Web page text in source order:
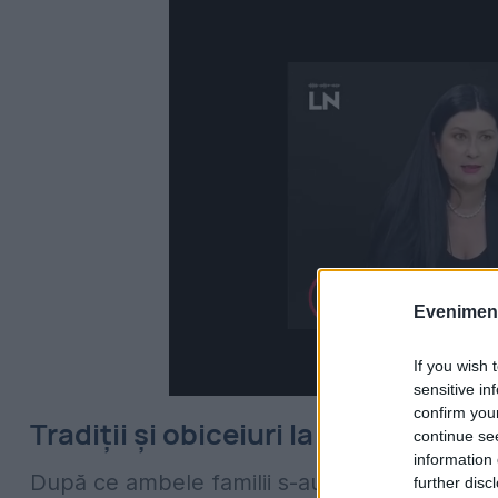
If you wish
sensitive
confirm
continue
information
further
Tradiții și obiceiuri la machedoni
După ce ambele familii s-au pus de acord